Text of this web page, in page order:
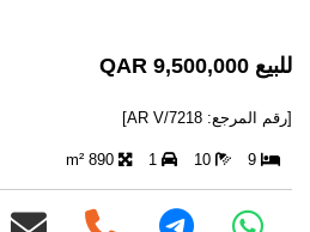
للبيع 9,500,000 QAR
[رقم المرجع: AR V/7218]
9
10
1
890 m²